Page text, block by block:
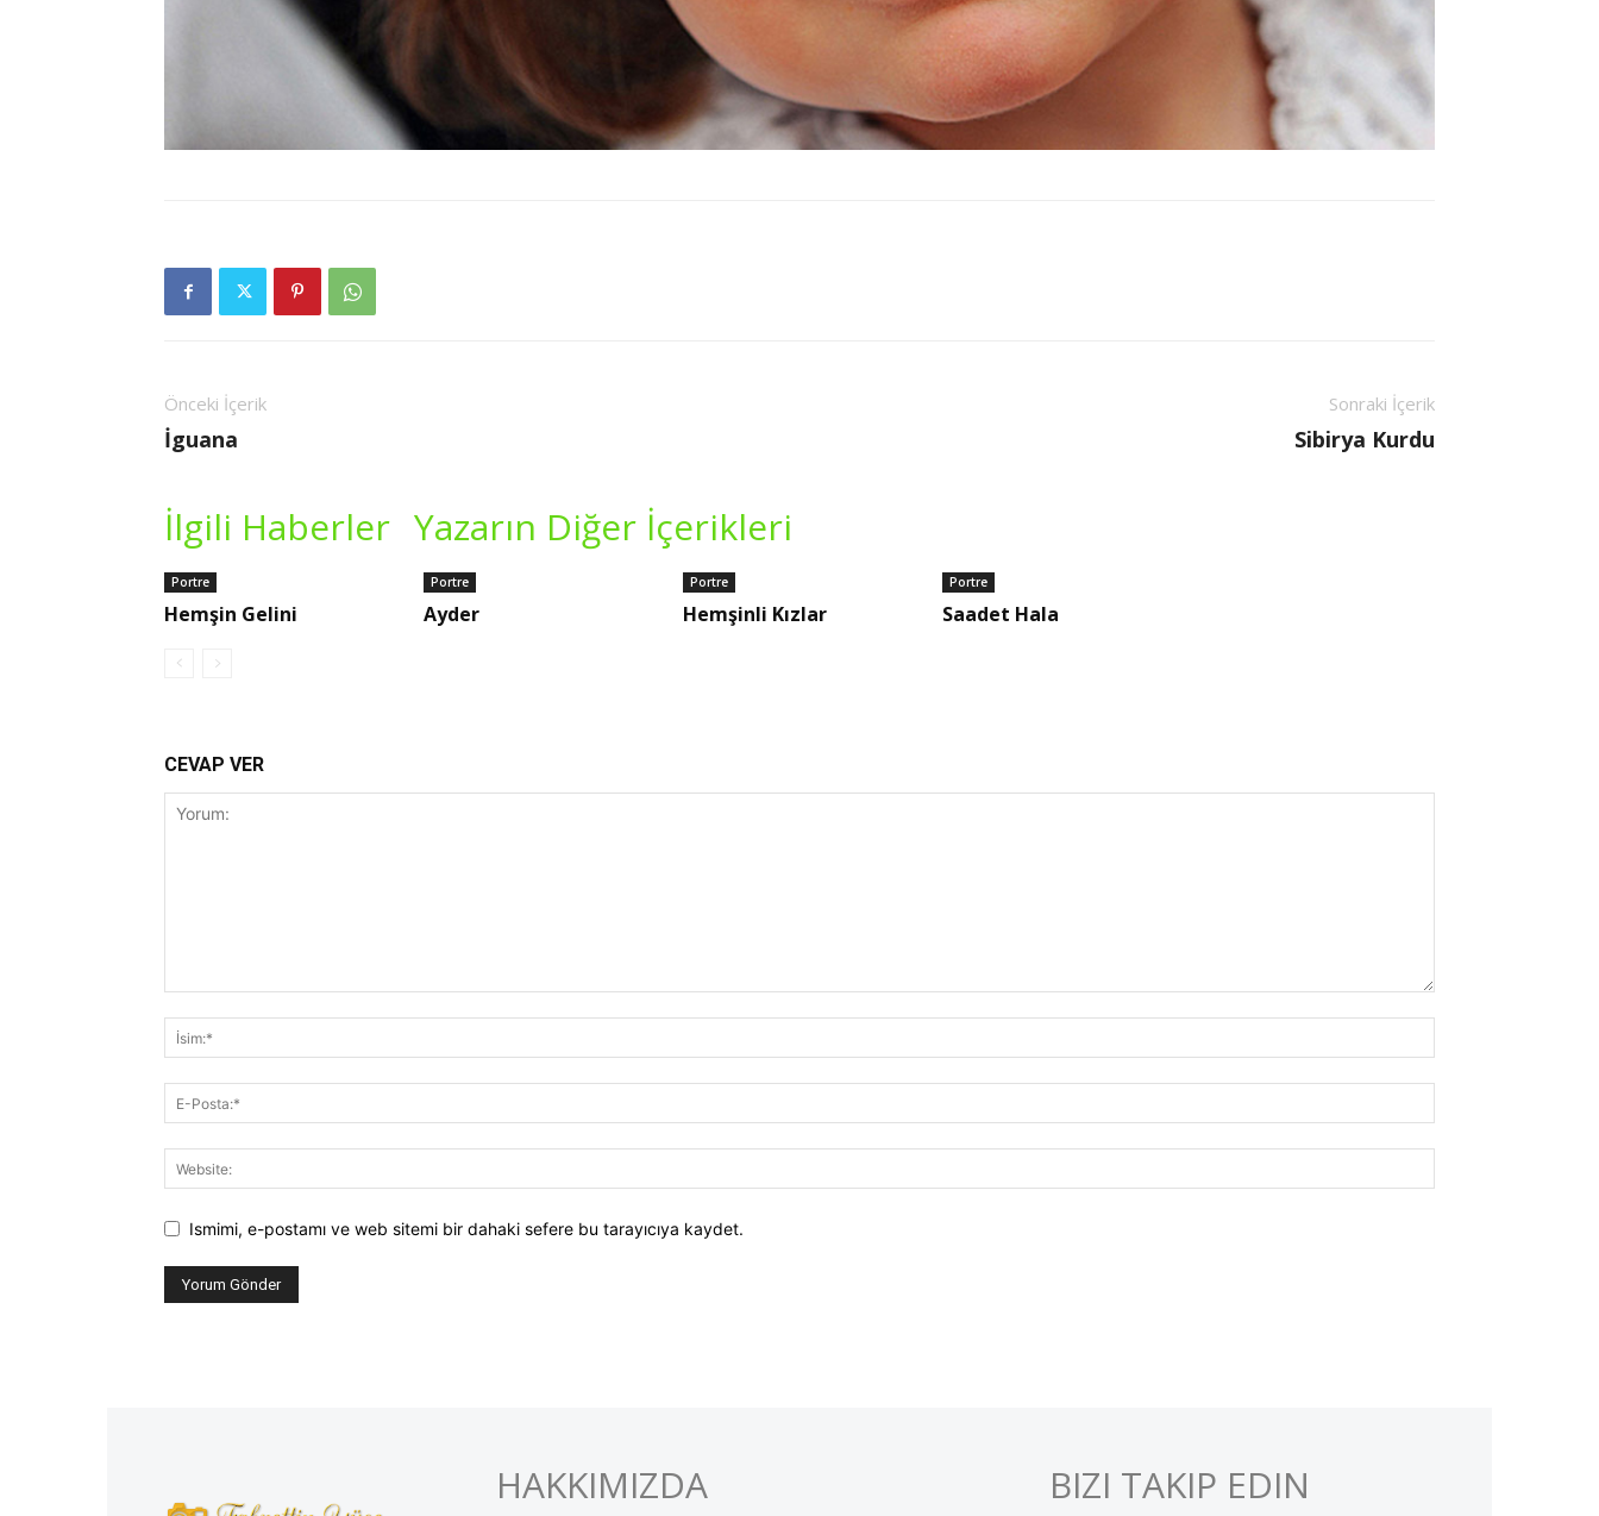
Önceki İçerik
İguana
Sonraki İçerik
Sibirya Kurdu
İlgili Haberler Yazarın Diğer İçerikleri
Portre
Hemşin Gelini
Portre
Ayder
Portre
Hemşinli Kızlar
Portre
Saadet Hala
CEVAP VER
Ismimi, e-postamı ve web sitemi bir dahaki sefere bu tarayıcıya kaydet.
HAKKIMIZDA BIZI TAKIP EDIN